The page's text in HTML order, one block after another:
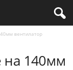
вентилатор
на 140мм